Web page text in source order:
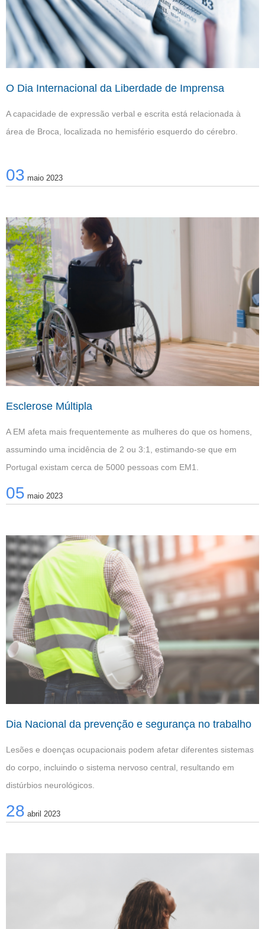
O Dia Internacional da Liberdade de Imprensa
A capacidade de expressão verbal e escrita está relacionada à
área de Broca, localizada no hemisfério esquerdo do cérebro.
03 maio 2023
Esclerose Múltipla
A EM afeta mais frequentemente as mulheres do que os homens,
assumindo uma incidência de 2 ou 3:1, estimando-se que em
Portugal existam cerca de 5000 pessoas com EM1.
05 maio 2023
Dia Nacional da prevenção e segurança no trabalho
Lesões e doenças ocupacionais podem afetar diferentes sistemas
do corpo, incluindo o sistema nervoso central, resultando em
distúrbios neurológicos.
28 abril 2023